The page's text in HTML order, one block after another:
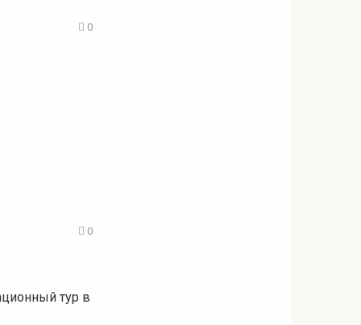
0
0
тур в